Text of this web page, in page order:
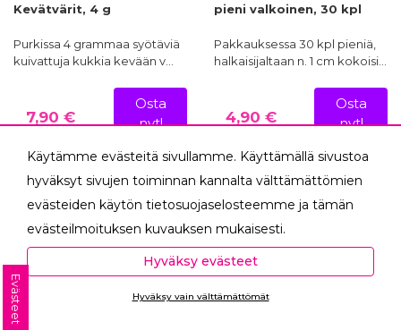
Kevätvärit, 4 g
Purkissa 4 grammaa syötäviä
kuivattuja kukkia kevään v…
7,90 €
Osta
nyt!
pieni valkoinen, 30 kpl
Pakkauksessa 30 kpl pieniä,
halkaisijaltaan n. 1 cm kokoisi…
4,90 €
Osta
nyt!
Käytämme evästeitä sivullamme. Käyttämällä sivustoa
hyväksyt sivujen toiminnan kannalta välttämättömien
evästeiden käytön tietosuojaselosteemme ja tämän
evästeilmoituksen kuvauksen mukaisesti.
Hyväksyessäsi analytiikka- ja markkinointievästeet
autat meitä mittaamaan ja analysoimaan
verkkosivumme toimintaa ja käyttöä (Analytiikka ja
Hyväksy evästeet
Hyväksy vain välttämättömät
Evästeet